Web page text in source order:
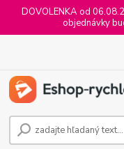
DOVOLENKA od
objednávky